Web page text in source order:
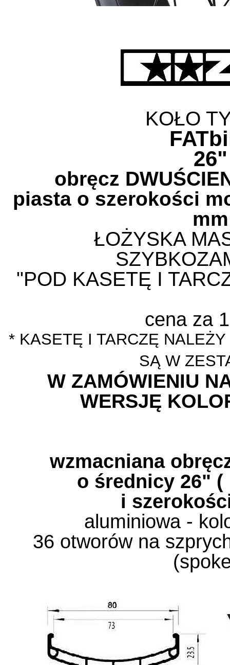
KOŁO
26"
obręcz
piasta o szerokości
mm
ŁOŻYSKA
"POD KASETĘ I
cena za
* KASETĘ I TARCZĘ
SĄ W
W ZAMÓWIENIU
WERSJĘ
wzmacniana
o średnicy 26" (
i
aluminiowa -
36 otworów na